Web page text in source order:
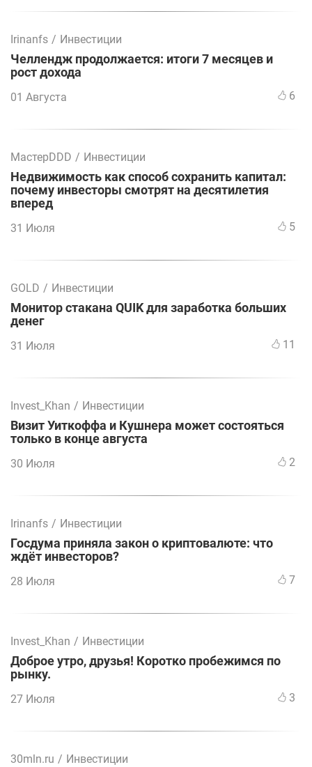
Irinanfs / Инвестиции
Челлендж продолжается: итоги 7 месяцев и
рост дохода
01 Августа 6
МастерDDD / Инвестиции
Недвижимость как способ сохранить капитал:
почему инвесторы смотрят на десятилетия
вперед
31 Июля 5
GOLD / Инвестиции
Монитор стакана QUIK для заработка больших
денег
31 Июля 11
Invest_Khan / Инвестиции
Визит Уиткоффа и Кушнера может состояться
только в конце августа
30 Июля 2
Irinanfs / Инвестиции
Госдума приняла закон о криптовалюте: что
ждёт инвесторов?
28 Июля 7
Invest_Khan / Инвестиции
Доброе утро, друзья! Коротко пробежимся по
рынку.
27 Июля 3
30mln.ru / Инвестиции